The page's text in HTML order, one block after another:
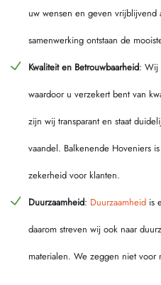
uw wensen en geven vrijblijvend
samenwerking ontstaan de
Kwaliteit en Betrouwbaarheid: Wij
waardoor u verzekert bent van
zijn wij transparant en staat
vaandel. Balkenende Hoveniers
zekerheid voor klanten.
Duurzaamheid: Duurzaamheid is
daarom streven wij ook naar
materialen. We zeggen niet voor